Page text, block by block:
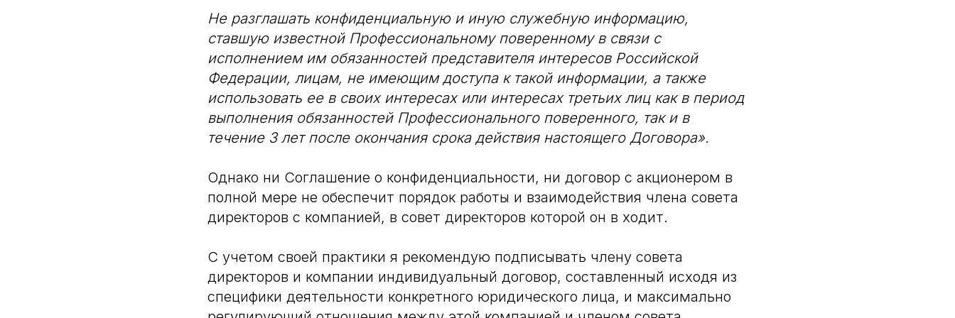
Не разглашать конфиденциальную и иную служебную информацию,
ставшую известной Профессиональному поверенному в связи с
исполнением им обязанностей представителя интересов Российской
Федерации, лицам, не имеющим доступа к такой информации, а также
использовать ее в своих интересах или интересах третьих лиц как в период
выполнения обязанностей Профессионального поверенного, так и в
течение 3 лет после окончания срока действия настоящего Договора».
Однако ни Соглашение о конфиденциальности, ни договор с акционером в
полной мере не обеспечит порядок работы и взаимодействия члена совета
директоров с компанией, в совет директоров которой он в ходит.
С учетом своей практики я рекомендую подписывать члену совета
директоров и компании индивидуальный договор, составленный исходя из
специфики деятельности конкретного юридического лица, и максимально